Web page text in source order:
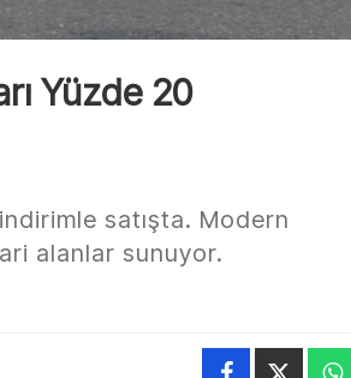
Yüzde 20
satışta. Modern
alanlar sunuyor.